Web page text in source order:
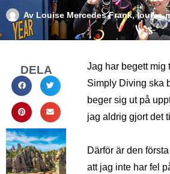
Av Louise Mercedes Frank, louise-
DELA
Jag har begett mig
Simply Diving ska
beger sig ut på
jag aldrig gjort det
Därför är den
att jag inte har fel